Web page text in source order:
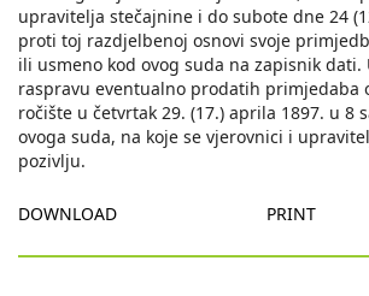
upravitelja stečajnine i do subote dne 24
proti toj razdjelbenoj osnovi svoje
ili usmeno kod ovog suda na zapisnik dati.
raspravu eventualno prodatih primjedaba
ročište u četvrtak 29. (17.) aprila 1897. u 8
ovoga suda, na koje se vjerovnici i
pozivlju.
DOWNLOAD PRINT